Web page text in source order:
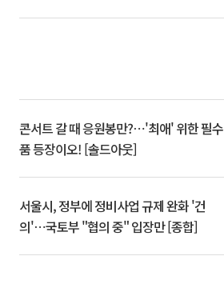
콘서트 갈 때 응원봉만?⋯'최애' 위한 필수
품 등장이오! [솔드아웃]
서울시, 정부에 정비사업 규제 완화 '건
의'⋯국토부 "협의 중" 입장만 [종합]